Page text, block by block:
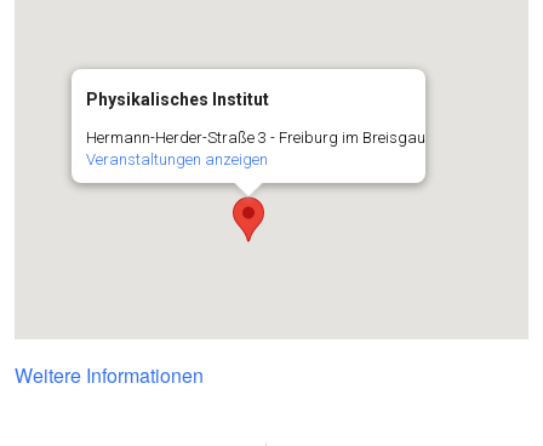
Physikalisches Institut
Hermann-Herder-Straße 3 - Freiburg im Breisgau
Veranstaltungen anzeigen
Weitere Informationen